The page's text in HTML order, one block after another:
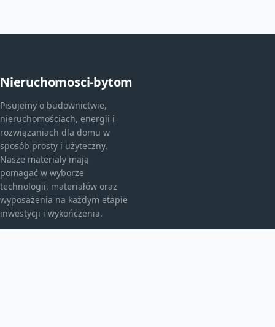
Nieruchomosci-bytom
Pisujemy o budownictwie,
nieruchomościach, energii i
rozwiązaniach dla domu w
sposób prosty i użyteczny.
Nasze materiały mają
pomagać w wyborze
technologii, materiałów oraz
wyposażenia na każdym etapie
inwestycji i wykończenia.